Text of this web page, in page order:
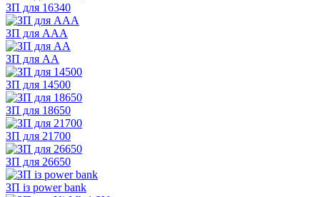
ЗП для 16340
ЗП для ААА
ЗП для АА
ЗП для 14500
ЗП для 18650
ЗП для 21700
ЗП для 26650
ЗП із power bank